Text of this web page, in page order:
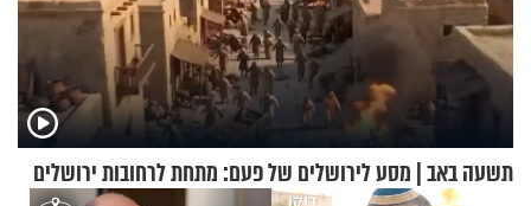
תשעה באב | מסע לירושלים של פעם: מתחת לרחובות ירושלים